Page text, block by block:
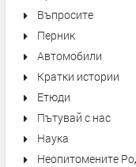
Въпросите
Перник
Автомобили
Кратки истории
Етюди
Пътувай с нас
Наука
Неопитомените